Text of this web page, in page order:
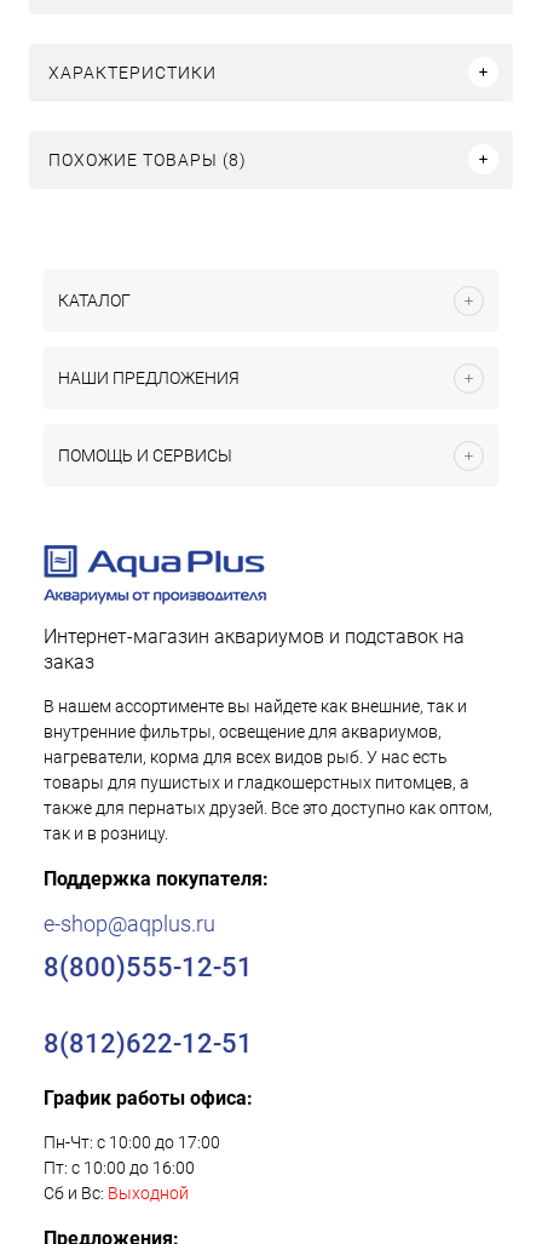
ХАРАКТЕРИСТИКИ
ПОХОЖИЕ ТОВАРЫ (8)
КАТАЛОГ
НАШИ ПРЕДЛОЖЕНИЯ
ПОМОЩЬ И СЕРВИСЫ
Интернет-магазин аквариумов и подставок на
заказ
В нашем ассортименте вы найдете как внешние, так и
внутренние фильтры, освещение для аквариумов,
нагреватели, корма для всех видов рыб. У нас есть
товары для пушистых и гладкошерстных питомцев, а
также для пернатых друзей. Все это доступно как оптом,
так и в розницу.
Поддержка покупателя:
e-shop@aqplus.ru
8(800)555-12-51
8(812)622-12-51
График работы офиса:
Пн-Чт: с 10:00 до 17:00
Пт: с 10:00 до 16:00
Сб и Вс: Выходной
Предложения: